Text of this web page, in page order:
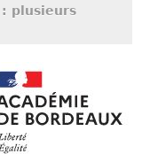
: plusieurs